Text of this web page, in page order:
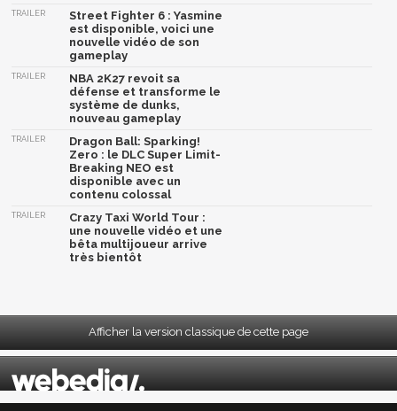
TRAILER
Street Fighter 6 : Yasmine
est disponible, voici une
nouvelle vidéo de son
gameplay
TRAILER
NBA 2K27 revoit sa
défense et transforme le
système de dunks,
nouveau gameplay
TRAILER
Dragon Ball: Sparking!
Zero : le DLC Super Limit-
Breaking NEO est
disponible avec un
contenu colossal
TRAILER
Crazy Taxi World Tour :
une nouvelle vidéo et une
bêta multijoueur arrive
très bientôt
Afficher la version classique de cette page